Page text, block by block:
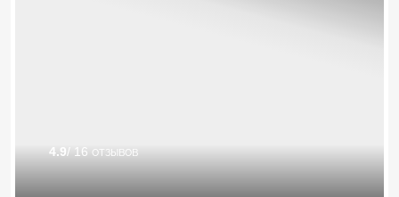
4.9 / 16 отзывов